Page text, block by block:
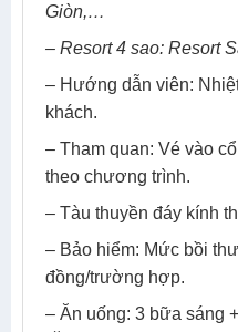
Giòn,…
– Resort 4 sao: Resort
– Hướng dẫn viên:
khách.
– Tham quan: Vé vào
theo chương trình.
– Tàu thuyền đáy kính
– Bảo hiểm: Mức bồi
đồng/trường hợp.
– Ăn uống: 3 bữa sáng